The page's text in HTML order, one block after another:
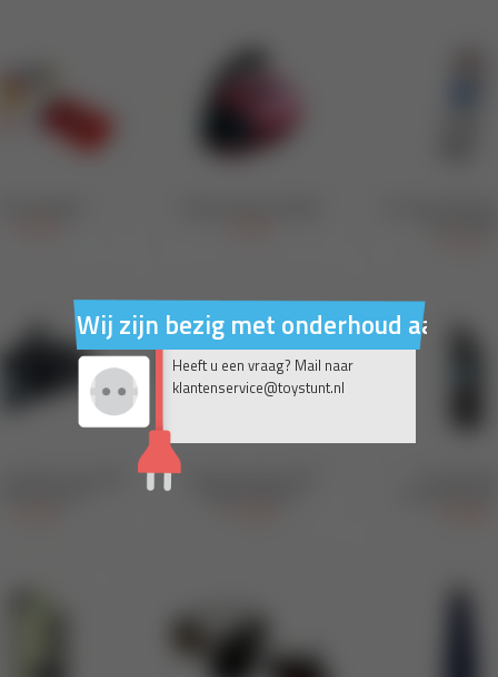
Wij zijn bezig met onderhoud aan
Heeft u een vraag? Mail naar
klantenservice@toystunt.nl